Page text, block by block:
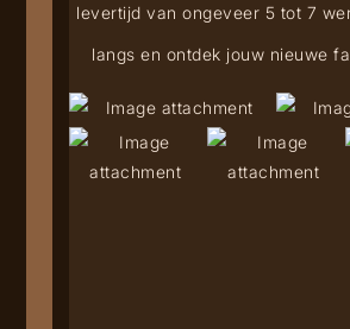
levertijd van ongeveer 5 tot 7
langs en ontdek jouw nieuwe